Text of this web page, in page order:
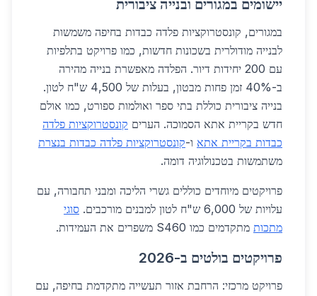
יישומים במגורים ובנייה ציבורית
במגורים, קונסטרוקציות פלדה כבדות בחיפה משמשות
לבנייה מודולרית בשכונות חדשות, כמו פרויקט בתלפיות
עם 200 יחידות דיור. הפלדה מאפשרת בנייה מהירה
ב-40% זמן פחות מבטון, בעלות של 4,500 ש"ח לטון.
בנייה ציבורית כוללת בתי ספר ואולמות ספורט, כמו אולם
חדש בקריית אתא הסמוכה. הערים קונסטרוקציות פלדה
כבדות בקריית אתא ו-קונסטרוקציות פלדה כבדות בנצרת
משתמשות בטכנולוגיה דומה.
פרויקטים מיוחדים כוללים גשרי הליכה ומבני תחבורה, עם
עלויות של 6,000 ש"ח לטון למבנים מורכבים.
סוגי
מתכות מתקדמים כמו S460 משפרים את העמידות.
פרויקטים בולטים ב-2026
פרויקט מרכזי: הרחבת אזור תעשייה מתקדמת בחיפה, עם